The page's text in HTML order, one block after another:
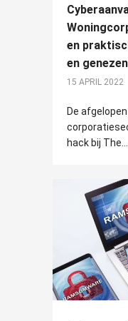
en
en
15 APRIL 2022
De
hack bij The...